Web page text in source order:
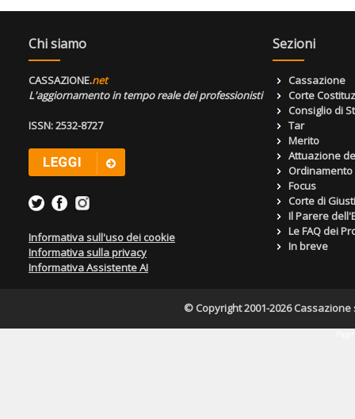
Chi siamo
CASSAZIONE.net
L'aggiornamento in tempo reale dei professionisti
ISSN: 2532-8727
Informativa sull'uso dei cookie
Informativa sulla privacy
Informativa Assistente AI
Sezioni
Cassazione
Corte
Consiglio di
Tar
Merito
Attuazione
Focus
Corte di
Il Parere
Le FAQ dei
In breve
© Copyright 2001-2026 Cassazione